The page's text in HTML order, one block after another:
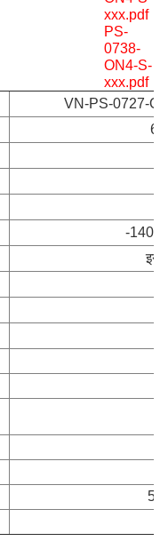
xxx.pdf
PS-
0738-
ON4-S-
xxx.pdf
VN-PS-0727-
-140 /